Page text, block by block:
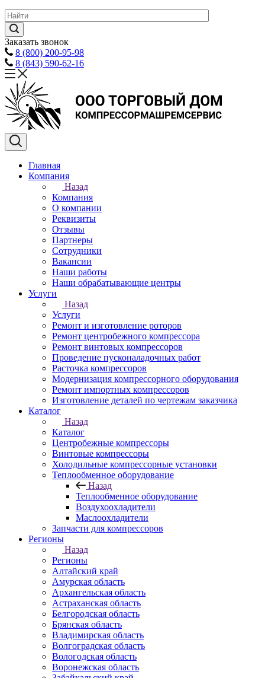
Заказать звонок
8 (800) 200-95-98
8 (843) 590-62-16
Главная
Компания
Назад
Компания
О компании
Реквизиты
Отзывы
Партнеры
Сотрудники
Вакансии
Наши работы
Наши обрабатывающие центры
Услуги
Назад
Услуги
Ремонт и изготовление роторов
Ремонт центробежного компрессора
Ремонт винтовых компрессоров
Проведение пусконаладочных работ
Расточка компрессоров
Модернизация компрессорного оборудования
Ремонт импортных компрессоров
Изготовление деталей по чертежам заказчика
Каталог
Назад
Каталог
Центробежные компрессоры
Винтовые компрессоры
Холодильные компрессорные установки
Теплообменное оборудование
Назад
Теплообменное оборудование
Воздухоохладители
Маслоохладители
Запчасти для компрессоров
Регионы
Назад
Регионы
Алтайский край
Амурская область
Архангельская область
Астраханская область
Белгородская область
Брянская область
Владимирская область
Волгоградская область
Вологодская область
Воронежская область